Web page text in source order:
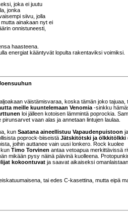
joka ei juutu
jonka
siivu, jolla
ainakaan nyt ei
onnistuneesti,
haasteena.
energiat kääntyvät lopulta rakentaviksi voimiksi.
väistämisvaraa, koska tämän joko tajuaa,
meille kuuntelemaan Venomia -sinkku
loi jälleen kotoisen lämmintä poprockia.
vaan alas ja annetaan lintujen laulaa.
kun Saatana aineellistuu Vapaudenpuistoon ja
poprock-biiseistä Jätskitötski ja ölkkitölkki
joihin auttanee vain uusi lonkero. Rock kuolee
Timo Torvinen antaa vetoapua merkittävissä
mikään pysy näinä päivinä kuolleena.
kokoontuvat ja saavat aikaiseksi omanlaistaan
tai edes C-kasettina, mutta eipä